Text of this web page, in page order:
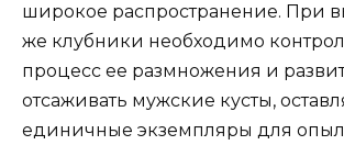
широкое распространение. При
же клубники необходимо
процесс ее размножения и
отсаживать мужские кусты,
единичные экземпляры для